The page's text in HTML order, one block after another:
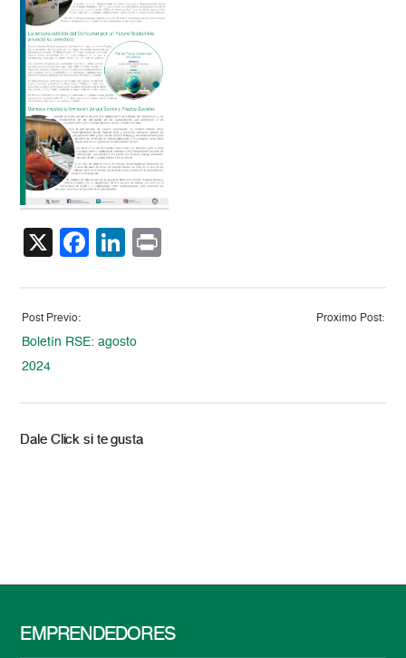
X Facebook
LinkedIn
Post Previo:
Boletín RSE: agosto
2024
Proximo Post:
Dale Click si te gusta
EMPRENDEDORES